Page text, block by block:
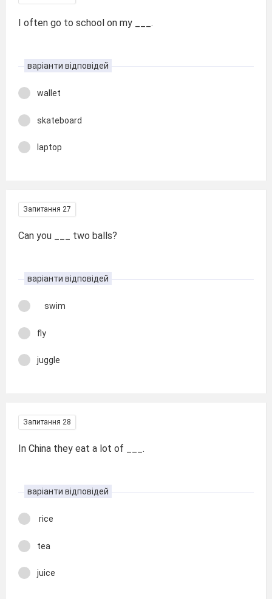
I often go to school on my ___.
варіанти відповідей
wallet
skateboard
laptop
Запитання 27
Can you ___ two balls?
варіанти відповідей
swim
fly
juggle
Запитання 28
In China they eat a lot of ___.
варіанти відповідей
rice
tea
juice